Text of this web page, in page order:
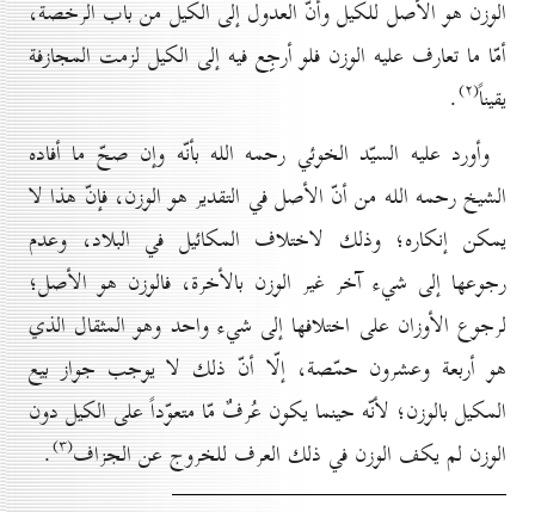
الوزن هو الأصل للكيل وأنّ العدول إلى الكيل من باب الرخصة،
أمّا ما تعارف عليه الوزن فلو أرجِع فيه إلى الكيل لزمت المجازفة
يقيناً(۲) .
وأورد عليه السيّد الخوئي رحمه الله بأنّه وإن صحّ ما أفاده
الشيخ رحمه الله من أنّ الأصل في التقدير هو الوزن، فإنّ هذا لا
يمكن إنكاره؛ وذلك لاختلاف المكائيل في البلاد، وعدم
رجوعها إلى شيء آخر غير الوزن بالأخرة، فالوزن هو الأصل؛
لرجوع الأوزان على اختلافها إلى شيء واحد وهو المثقال الذي
هو أربعة وعشرون حمّصة، إلّا أنّ ذلك لا يوجب جواز بيع
المكيل بالوزن؛ لأنّه حينما يكون عُرفٌ مّا متعوّداً على الكيل دون
الوزن لم يكف الوزن في ذلك العرف للخروج عن الجزاف(۳) .